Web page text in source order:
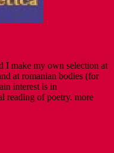
I make my own selection at
at romanian bodies (for
interest is in
reading of poetry. more